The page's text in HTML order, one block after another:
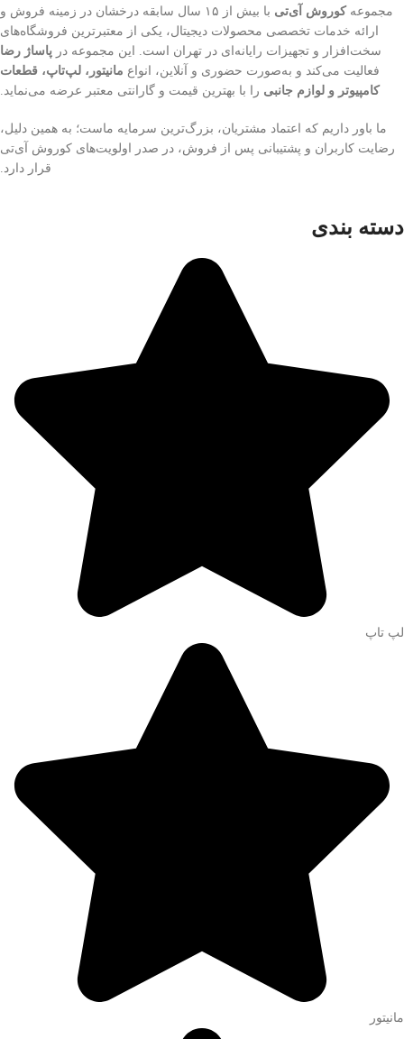
مجموعهکوروش آی‌تی
با بیش از ۱۵ سال سابقه درخشان در زمینه فروش و
ارائه خدمات تخصصی محصولات دیجیتال، یکی از معتبرترین فروشگاه‌های
سخت‌افزار و تجهیزات رایانه‌ای در تهران است. این مجموعه در پاساژ رضا
فعالیت می‌کند و به‌صورت حضوری و آنلاین، انواع مانیتور، لپ‌تاپ، قطعات
کامپیوتر و لوازم جانبی را با بهترین قیمت و گارانتی معتبر عرضه می‌نماید.
ما باور داریم که اعتماد مشتریان، بزرگ‌ترین سرمایه ماست؛ به همین دلیل،
رضایت کاربران و پشتیبانی پس از فروش، در صدر اولویت‌های کوروش آی‌تی
قرار دارد.
دسته بندی
لپ تاپ
مانیتور